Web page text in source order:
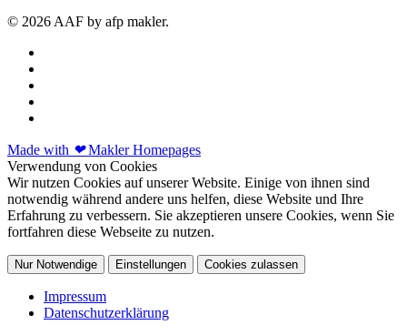
© 2026 AAF by afp makler.
Made with ❤Makler Homepages
Verwendung von Cookies
Wir nutzen Cookies auf unserer Website. Einige von ihnen sind
notwendig während andere uns helfen, diese Website und Ihre
Erfahrung zu verbessern. Sie akzeptieren unsere Cookies, wenn Sie
fortfahren diese Webseite zu nutzen.
Nur Notwendige Einstellungen Cookies zulassen
Impressum
Datenschutzerklärung